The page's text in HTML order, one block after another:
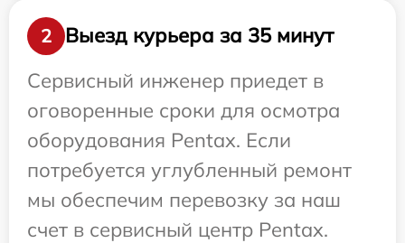
2
Выезд курьера за 35 минут
Сервисный инженер приедет в
оговоренные сроки для осмотра
оборудования Pentax. Если
потребуется углубленный ремонт
мы обеспечим перевозку за наш
счет в сервисный центр Pentax.